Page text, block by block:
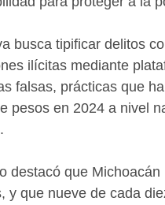
busca tipificar delitos
ilícitas mediante
falsas, prácticas que
pesos en 2024 a nivel
destacó que
y que nueve de cada